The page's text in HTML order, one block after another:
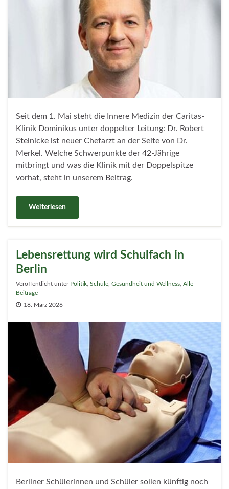
Seit dem 1. Mai steht die Innere Medizin der Caritas-
Klinik Dominikus unter doppelter Leitung: Dr. Robert
Steinicke ist neuer Chefarzt an der Seite von Dr.
Merkel. Welche Schwerpunkte der 42-Jährige
mitbringt und was die Klinik mit der Doppelspitze
vorhat, steht in unserem Beitrag.
Weiterlesen
Lebensrettung wird Schulfach in
Berlin
Veröffentlicht unter Politik Schule Gesundheit und Wellness Alle
Beiträge
18. März 2026
Berliner Schülerinnen und Schüler sollen künftig noch